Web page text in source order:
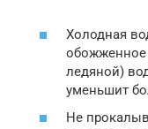
Холодная
обожженное
ледяной)
уменьшит
Не